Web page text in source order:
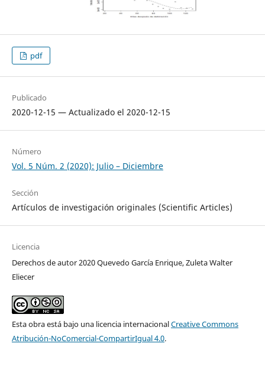
pdf
Publicado
2020-12-15 — Actualizado el 2020-12-15
Número
Vol. 5 Núm. 2 (2020): Julio – Diciembre
Sección
Artículos de investigación originales (Scientific Articles)
Licencia
Derechos de autor 2020 Quevedo García Enrique, Zuleta Walter
Eliecer
Esta obra está bajo una licencia internacionalCreative Commons
Atribución-NoComercial-CompartirIgual 4.0.